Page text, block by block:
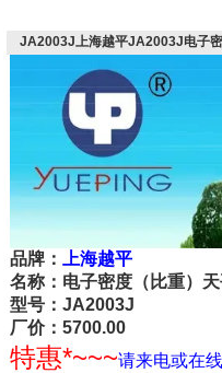
JA2003J上海越平JA2003J电子
品牌：
上海越平
名称：电子密度（比重）
型号：JA2003J
厂价：5700.00
特惠*~~~请来电或在